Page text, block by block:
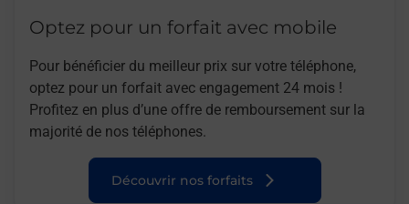
Optez pour un forfait avec mobile
Pour bénéficier du meilleur prix sur votre téléphone,
optez pour un forfait avec engagement 24 mois !
Profitez en plus d’une offre de remboursement sur la
majorité de nos téléphones.
Découvrir nos forfaits